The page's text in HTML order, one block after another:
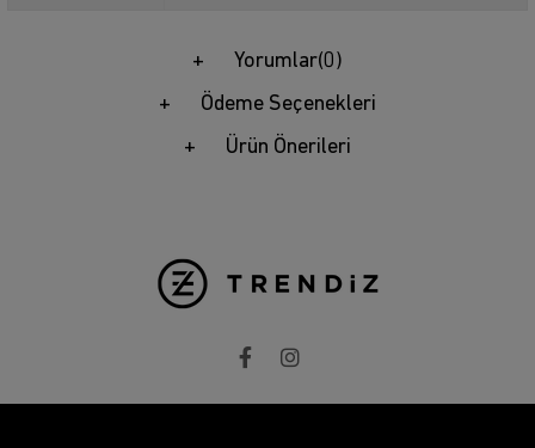
Yorumlar(0)
Ödeme Seçenekleri
Ürün Önerileri